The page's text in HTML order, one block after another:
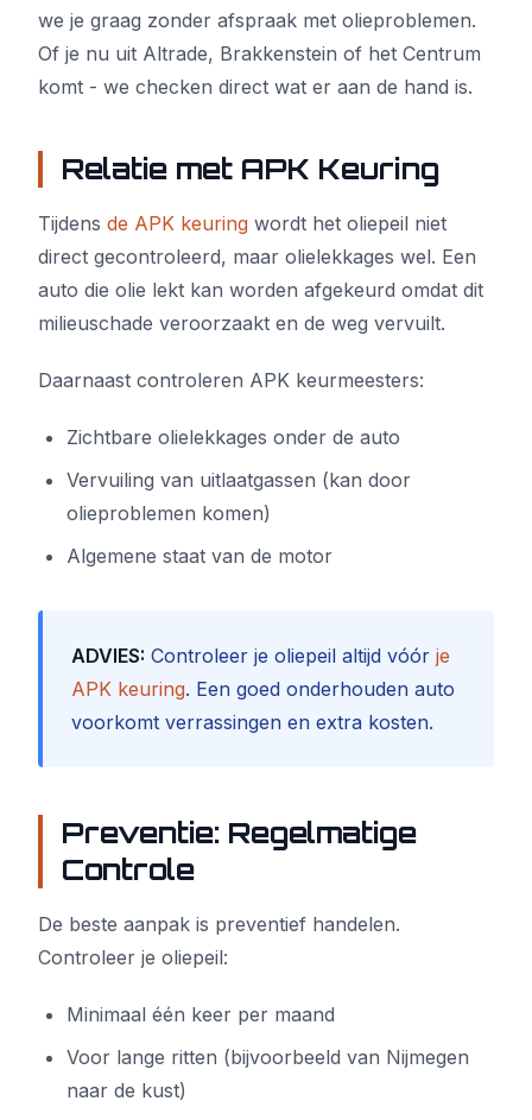
we je graag zonder afspraak met olieproblemen.
Of je nu uit Altrade, Brakkenstein of het Centrum
komt - we checken direct wat er aan de hand is.
Relatie met APK Keuring
Tijdens de APK keuring wordt het oliepeil niet
direct gecontroleerd, maar olielekkages wel. Een
auto die olie lekt kan worden afgekeurd omdat dit
milieuschade veroorzaakt en de weg vervuilt.
Daarnaast controleren APK keurmeesters:
Zichtbare olielekkages onder de auto
Vervuiling van uitlaatgassen (kan door
olieproblemen komen)
Algemene staat van de motor
ADVIES: Controleer je oliepeil altijd vóór je
APK keuring. Een goed onderhouden auto
voorkomt verrassingen en extra kosten.
Preventie: Regelmatige
Controle
De beste aanpak is preventief handelen.
Controleer je oliepeil:
Minimaal één keer per maand
Voor lange ritten (bijvoorbeeld van Nijmegen
naar de kust)